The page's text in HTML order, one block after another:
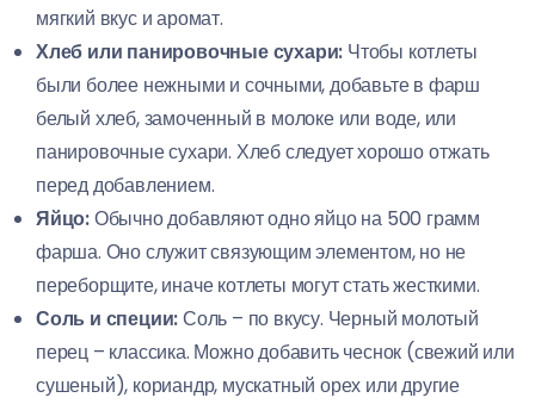
мягкий вкус и аромат.
Хлеб или панировочные сухари: Чтобы котлеты
были более нежными и сочными, добавьте в фарш
белый хлеб, замоченный в молоке или воде, или
панировочные сухари. Хлеб следует хорошо отжать
перед добавлением.
Яйцо:Обычно добавляют одно яйцо на 500 грамм
фарша. Оно служит связующим элементом, но не
переборщите, иначе котлеты могут стать жесткими.
Соль и специи:Соль – по вкусу. Черный молотый
перец – классика. Можно добавить чеснок (свежий или
сушеный), кориандр, мускатный орех или другие